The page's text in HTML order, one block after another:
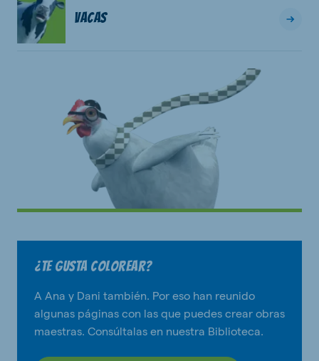
Vacas
¿Te gusta colorear?
A Ana y Dani también. Por eso han reunido
algunas páginas con las que puedes crear obras
maestras. Consúltalas en nuestra Biblioteca.